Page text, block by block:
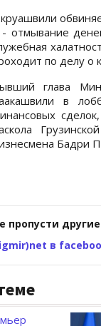
отмывание
по делу о
глава
в
Бадри
пропусти
в